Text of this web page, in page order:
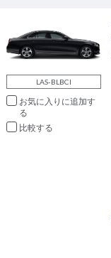
LAS-BLBCI
お気に入りに追加
比較